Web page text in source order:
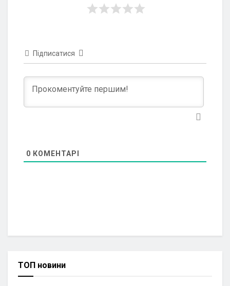
Підписатися
0 КОМЕНТАРІ
ТОП новини